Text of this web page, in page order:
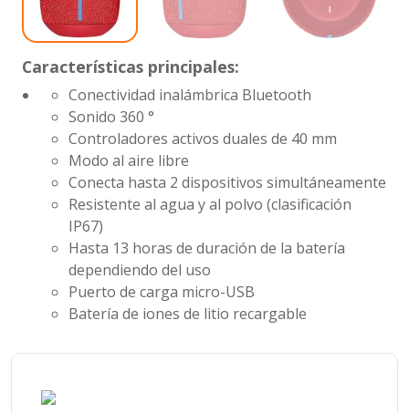
Características principales:
Conectividad inalámbrica Bluetooth
Sonido 360 °
Controladores activos duales de 40 mm
Modo al aire libre
Conecta hasta 2 dispositivos simultáneamente
Resistente al agua y al polvo (clasificación
IP67)
Hasta 13 horas de duración de la batería
dependiendo del uso
Puerto de carga micro-USB
Batería de iones de litio recargable